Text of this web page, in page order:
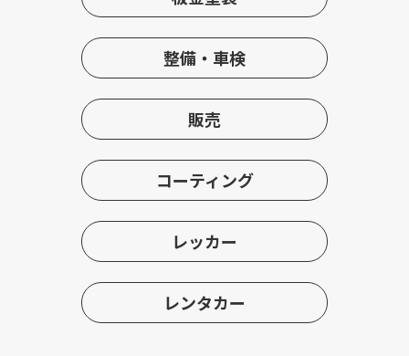
整備・車検
販売
コーティング
レッカー
レンタカー